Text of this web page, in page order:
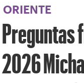
ORIENTE
Preguntas
2026